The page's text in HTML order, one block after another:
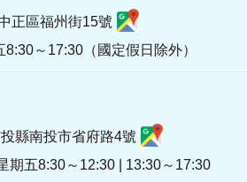
正區福州街15號
～17:30（國定假日除外）
縣南投市省府路4號
期五8:30～12:30 | 13:30～17:30